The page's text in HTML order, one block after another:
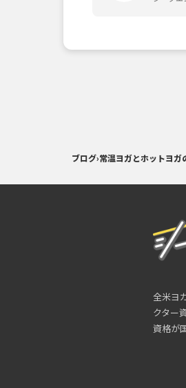
ブログ›常温ヨガとホットヨガ
全米ヨ
クター
資格が